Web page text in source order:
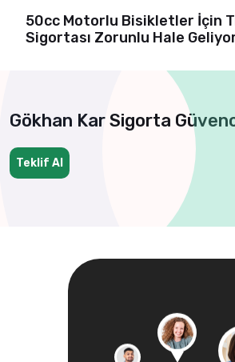
50cc Motorlu Bisikletler İçin
Sigortası Zorunlu Hale
Gökhan Kar Sigorta
Teklif Al